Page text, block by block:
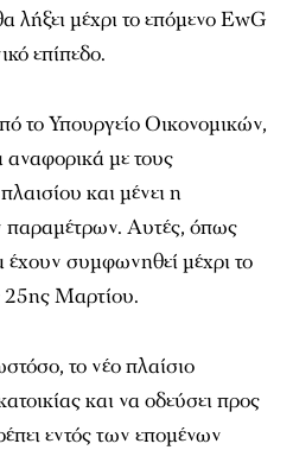
λήξει μέχρι το επόμενο EwG
επίπεδο.
το Υπουργείο Οικονομικών,
με τους
και μένει η
παραμέτρων. Αυτές, όπως
έχουν συμφωνηθεί μέχρι το
Μαρτίου.
το νέο πλαίσιο
και να οδεύσει προς
εντός των επομένων